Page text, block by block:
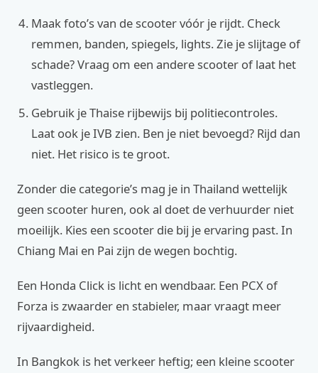
Maak foto’s van de scooter vóór je rijdt. Check
remmen, banden, spiegels, lights. Zie je slijtage of
schade? Vraag om een andere scooter of laat het
vastleggen.
Gebruik je Thaise rijbewijs bij politiecontroles.
Laat ook je IVB zien. Ben je niet bevoegd? Rijd dan
niet. Het risico is te groot.
Zonder die categorie’s mag je in Thailand wettelijk
geen scooter huren, ook al doet de verhuurder niet
moeilijk. Kies een scooter die bij je ervaring past. In
Chiang Mai en Pai zijn de wegen bochtig.
Een Honda Click is licht en wendbaar. Een PCX of
Forza is zwaarder en stabieler, maar vraagt meer
rijvaardigheid.
In Bangkok is het verkeer heftig; een kleine scooter